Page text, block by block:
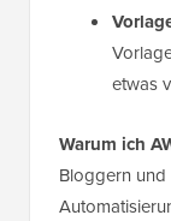
etwas
Warum ich
Bloggern und